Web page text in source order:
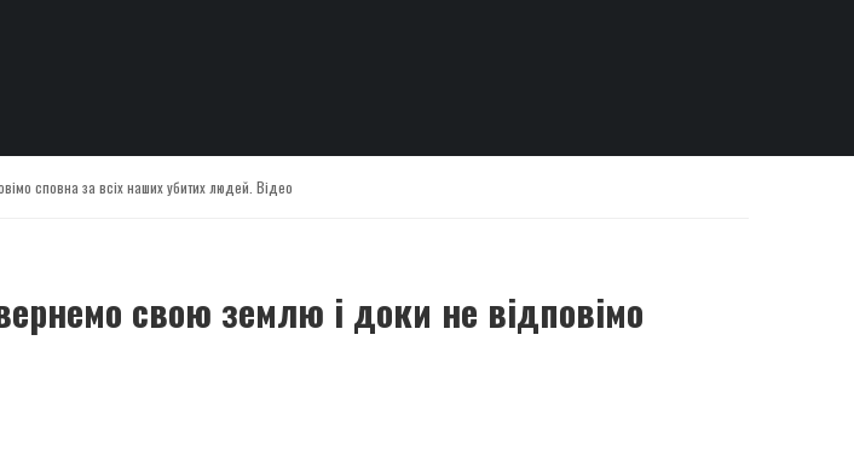
сповна за всіх наших убитих людей. Відео
свою землю і доки не відповімо